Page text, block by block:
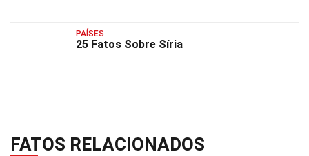
PAÍSES
25 Fatos Sobre Síria
FATOS RELACIONADOS